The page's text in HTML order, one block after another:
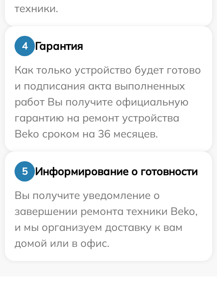
техники.
4
Гарантия
Как только устройство будет готово
и подписания акта выполненных
работ Вы получите официальную
гарантию на ремонт устройства
Beko сроком на 36 месяцев.
5
Информирование о готовности
Вы получите уведомление о
завершении ремонта техники Beko,
и мы организуем доставку к вам
домой или в офис.